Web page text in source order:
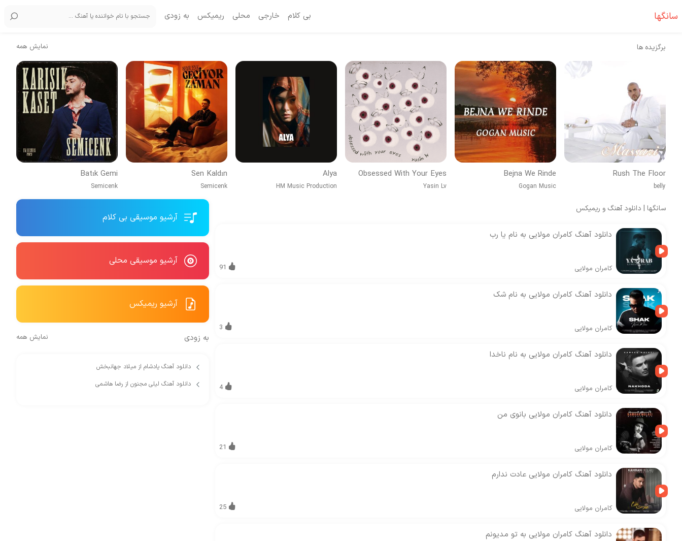
سانگها بی کلام خارجی محلی ریمیکس به زودی
برگزیده ها نمایش همه
Rush The Floor
belly
Bejna We Rinde
Gogan Music
Obsessed With Your Eyes
Yasin Lv
Alya
HM Music Production
Sen Kaldın
Semicenk
Batık Gemi
Semicenk
سانگها | دانلود آهنگ و ریمیکس
دانلود آهنگ کامران مولایی به نام یا رب
کامران مولایی 91
دانلود آهنگ کامران مولایی به نام شک
کامران مولایی 3
دانلود آهنگ کامران مولایی به نام ناخدا
کامران مولایی 4
دانلود آهنگ کامران مولایی بانوی من
کامران مولایی 21
دانلود آهنگ کامران مولایی عادت ندارم
کامران مولایی 25
دانلود آهنگ کامران مولایی به تو مدیونم
آرشیو موسیقی بی کلام
آرشیو موسیقی محلی
آرشیو ریمیکس
به زودی نمایش همه
دانلود آهنگ یادشام از میلاد جهانبخش
دانلود آهنگ لیلی مجنون از رضا هاشمی